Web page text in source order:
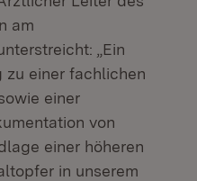
am
„Ein
zu einer fachlichen
einer
von
einer höheren
in unserem